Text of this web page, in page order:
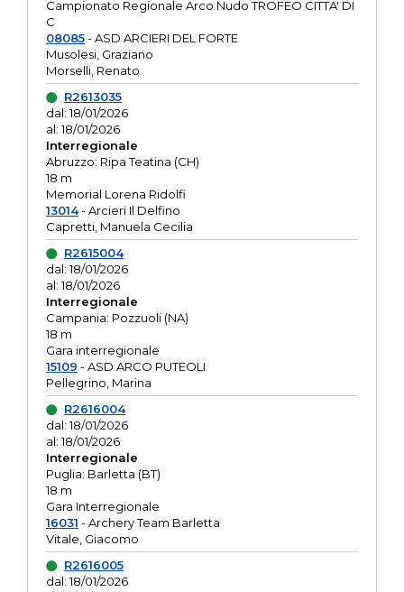
Campionato Regionale Arco Nudo TROFEO CITTA' DI
C
08085- ASD ARCIERI DEL FORTE
Musolesi, Graziano
Morselli, Renato
R2613035
dal: 18/01/2026
al: 18/01/2026
Interregionale
Abruzzo: Ripa Teatina (CH)
18 m
Memorial Lorena Ridolfi
13014- Arcieri Il Delfino
Capretti, Manuela Cecilia
R2615004
dal: 18/01/2026
al: 18/01/2026
Interregionale
Campania: Pozzuoli (NA)
18 m
Gara interregionale
15109 - ASD ARCO PUTEOLI
Pellegrino, Marina
R2616004
dal: 18/01/2026
al: 18/01/2026
Interregionale
Puglia: Barletta (BT)
18 m
Gara Interregionale
16031 - Archery Team Barletta
Vitale, Giacomo
R2616005
dal: 18/01/2026